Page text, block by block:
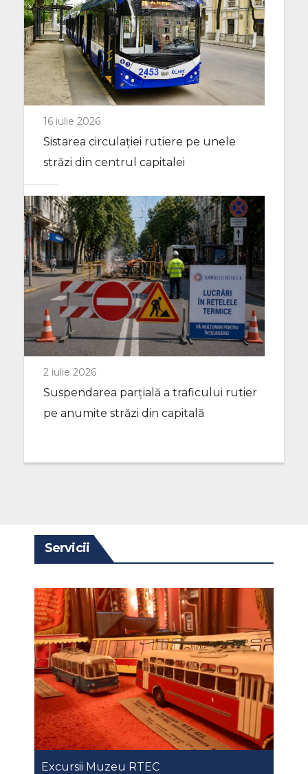
16 iulie 2026
Sistarea circulației rutiere pe unele
străzi din centrul capitalei
2 iulie 2026
Suspendarea parțială a traficului rutier
pe anumite străzi din capitală
Servicii
Excursii Muzeu RTEC